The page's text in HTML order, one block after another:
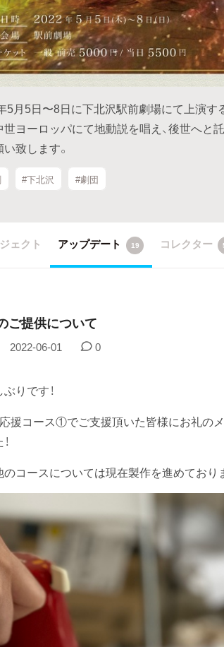
5月5日〜8日に下北沢駅前劇場にて上演
世ヨーロッパにて地動説を唱え、後世へと
い致します。
#下北沢 #劇団
ェクト アップデート 19 コレクター
ご提供について
2022-06-01 0
りです！
応援コース①でご支援頂いた皆様にお礼の
のコースについては現在製作を進めており